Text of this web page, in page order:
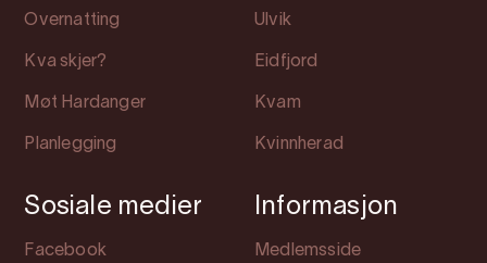
Overnatting
Kva skjer?
Møt Hardanger
Planlegging
Ulvik
Eidfjord
Kvam
Kvinnherad
Sosiale medier
Facebook
Informasjon
Medlemsside